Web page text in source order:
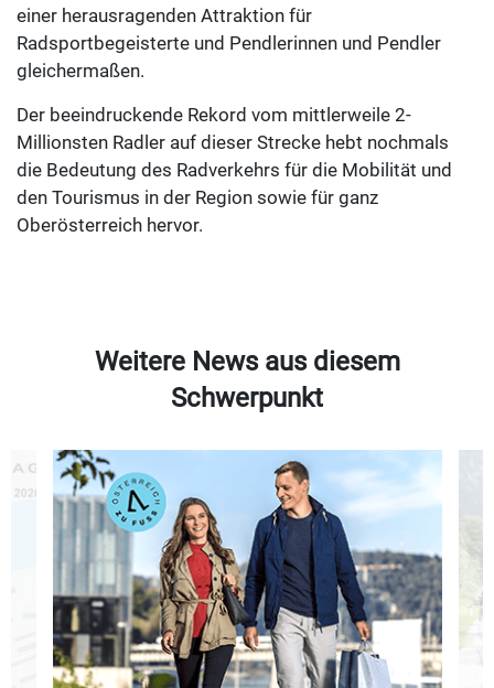
einer herausragenden Attraktion für
Radsportbegeisterte und Pendlerinnen und Pendler
gleichermaßen.
Der beeindruckende Rekord vom mittlerweile 2-
Millionsten Radler auf dieser Strecke hebt nochmals
die Bedeutung des Radverkehrs für die Mobilität und
den Tourismus in der Region sowie für ganz
Oberösterreich hervor.
Weitere News aus diesem
Schwerpunkt